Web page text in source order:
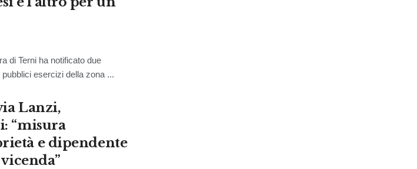
di Terni ha notificato due
esercizi della zona ...
Lanzi,
“misura
e dipendente